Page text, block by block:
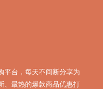
平台，每天不间断分享为
、最热的爆款商品优惠打